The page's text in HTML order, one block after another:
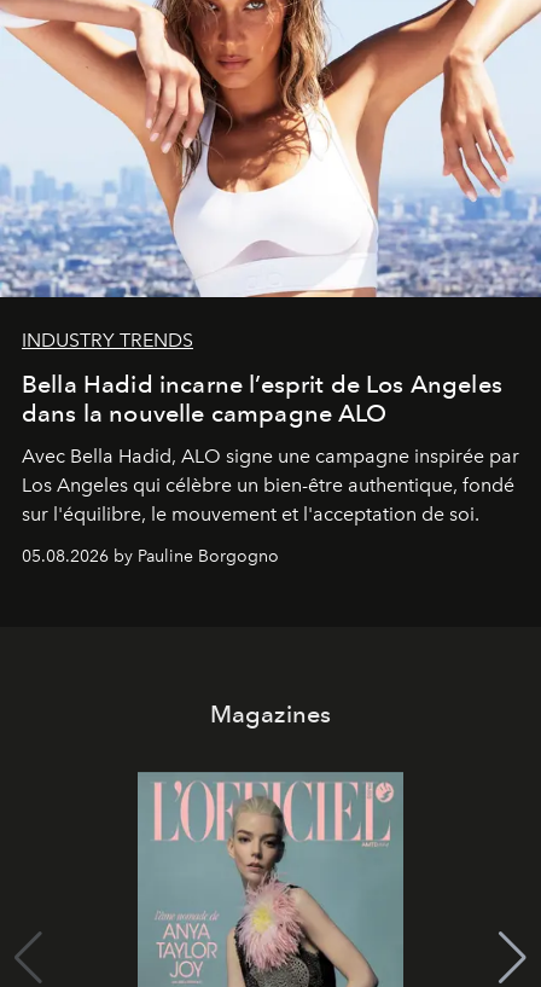
INDUSTRY TRENDS
Bella Hadid incarne l’esprit de Los Angeles
dans la nouvelle campagne ALO
Avec Bella Hadid, ALO signe une campagne inspirée par
Los Angeles qui célèbre un bien-être authentique, fondé
sur l'équilibre, le mouvement et l'acceptation de soi.
05.08.2026 by Pauline Borgogno
Magazines